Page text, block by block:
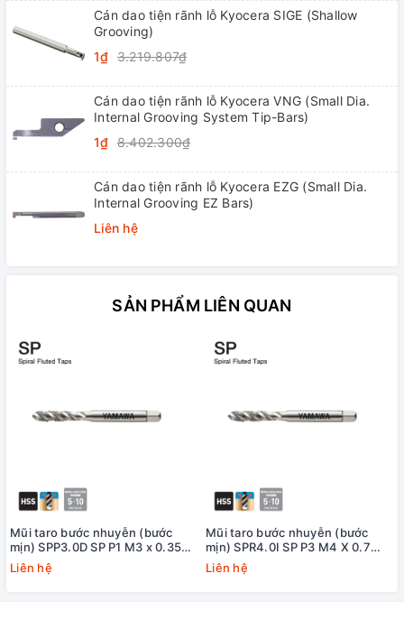
Cán dao tiện rãnh lỗ Kyocera SIGE (Shallow
Grooving)
1₫ 3.219.807₫
Cán dao tiện rãnh lỗ Kyocera VNG (Small Dia.
Internal Grooving System Tip-Bars)
1₫ 8.402.300₫
Cán dao tiện rãnh lỗ Kyocera EZG (Small Dia.
Internal Grooving EZ Bars)
Liên hệ
SẢN PHẨM LIÊN QUAN
Mũi taro bước nhuyễn (bước
mịn) SPP3.0D SP P1 M3 x 0.35
Yamawa
Liên hệ
Mũi taro bước nhuyễn (bước
mịn) SPR4.0I SP P3 M4 X 0.7
+20 Yamawa (dung sai lớn)
Liên hệ